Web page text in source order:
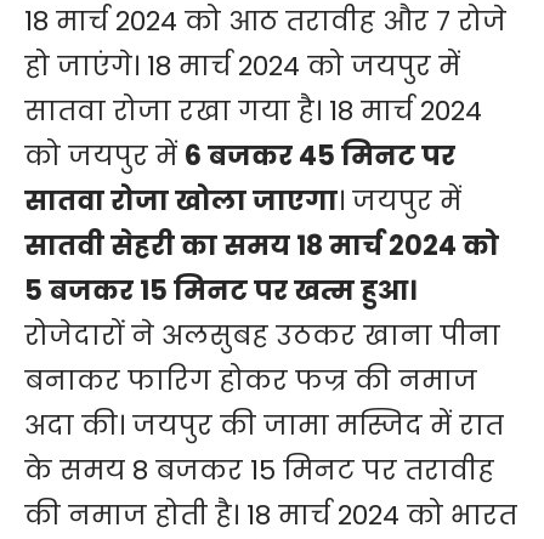
18 मार्च 2024 को आठ तरावीह और 7 रोजे
हो जाएंगे। 18 मार्च 2024 को जयपुर में
सातवा रोजा रखा गया है। 18 मार्च 2024
को जयपुर में 6 बजकर 45 मिनट पर
सातवा रोजा खोला जाएगा। जयपुरमें
सातवी सेहरी का समय 18 मार्च 2024 को
5 बजकर 15 मिनट पर खत्म हुआ।
रोजेदारों ने अलसुबह उठकर खाना पीना
बनाकर फारिग होकर फज्र की नमाज
अदा की। जयपुर की जामा मस्जिद में रात
के समय 8 बजकर 15 मिनट पर तरावीह
की नमाज होती है। 18 मार्च 2024 को भारत